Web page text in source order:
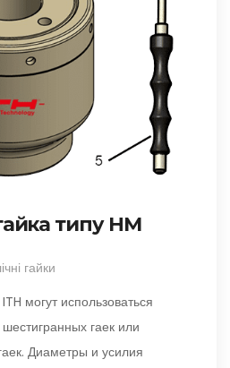
типу HM
гайки
могут использоваться
гаек или
Диаметры и усилия